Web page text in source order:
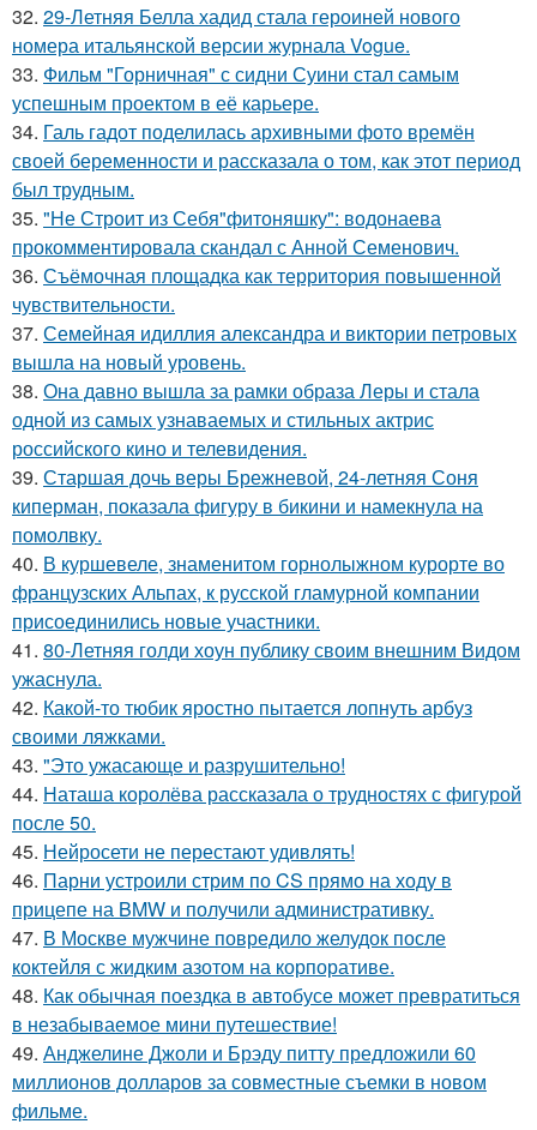
32. 29-Летняя Белла хадид стала героиней нового
номера итальянской версии журнала Vogue.
33. Фильм "Горничная" с сидни Суини стал самым
успешным проектом в её карьере.
34. Галь гадот поделилась архивными фото времён
своей беременности и рассказала о том, как этот период
был трудным.
35. "Не Строит из Себя"фитоняшку": водонаева
прокомментировала скандал с Анной Семенович.
36. Съёмочная площадка как территория повышенной
чувствительности.
37. Семейная идиллия александра и виктории петровых
вышла на новый уровень.
38. Она давно вышла за рамки образа Леры и стала
одной из самых узнаваемых и стильных актрис
российского кино и телевидения.
39. Старшая дочь веры Брежневой, 24-летняя Соня
киперман, показала фигуру в бикини и намекнула на
помолвку.
40. В куршевеле, знаменитом горнолыжном курорте во
французских Альпах, к русской гламурной компании
присоединились новые участники.
41. 80-Летняя голди хоун публику своим внешним Видом
ужаснула.
42. Какой-то тюбик яростно пытается лопнуть арбуз
своими ляжками.
43. "Это ужасающе и разрушительно!
44. Наташа королёва рассказала о трудностях с фигурой
после 50.
45. Нейросети не перестают удивлять!
46. Парни устроили стрим по CS прямо на ходу в
прицепе на BMW и получили административку.
47. В Москве мужчине повредило желудок после
коктейля с жидким азотом на корпоративе.
48. Как обычная поездка в автобусе может превратиться
в незабываемое мини путешествие!
49. Анджелине Джоли и Брэду питту предложили 60
миллионов долларов за совместные съемки в новом
фильме.